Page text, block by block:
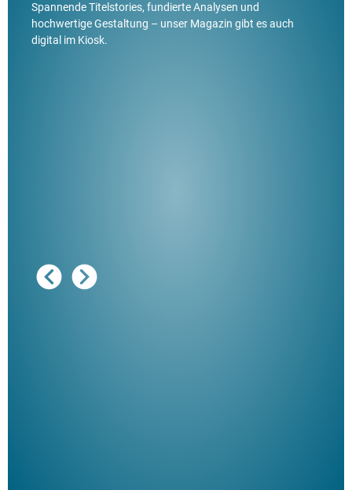
Spannende Titelstories, fundierte Analysen und
hochwertige Gestaltung – unser Magazin gibt es auch
digital im Kiosk.